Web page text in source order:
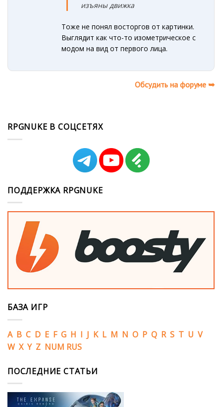
изъяны движка
Тоже не понял восторгов от картинки.
Выглядит как что-то изометрическое с
модом на вид от первого лица.
Обсудить на форуме ➥
RPGNUKE В СОЦСЕТЯХ
ПОДДЕРЖКА RPGNUKE
БАЗА ИГР
A B C D E F G H I J K L M N O P Q R S T U V
W X Y Z NUM RUS
ПОСЛЕДНИЕ СТАТЬИ